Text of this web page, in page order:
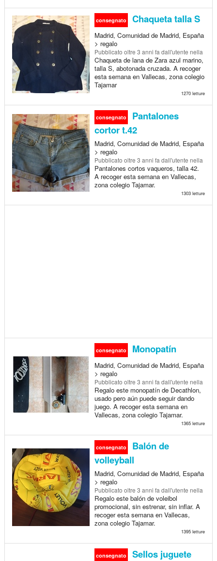
consegnato Chaqueta talla S
Madrid, Comunidad de Madrid, España
> regalo
Pubblicato oltre 3 anni fa dall'utente nella
Chaqueta de lana de Zara azul marino,
talla S, abotonada cruzada. A recoger
esta semana en Vallecas, zona colegio
Tajamar
1270 letture
consegnato
Pantalones
cortor t.42
Madrid, Comunidad de Madrid, España
> regalo
Pubblicato oltre 3 anni fa dall'utente nella
Pantalones cortos vaqueros, talla 42.
A recoger esta semana en Vallecas,
zona colegio Tajamar.
1303 letture
consegnato Monopatín
Madrid, Comunidad de Madrid, España
> regalo
Pubblicato oltre 3 anni fa dall'utente nella
Regalo este monopatín de Decathlon,
usado pero aún puede seguir dando
juego. A recoger esta semana en
Vallecas, zona colegio Tajamar.
1365 letture
consegnato
Balón de
volleyball
Madrid, Comunidad de Madrid, España
> regalo
Pubblicato oltre 3 anni fa dall'utente nella
Regalo este balón de voleibol
promocional, sin estrenar, sin inflar. A
recoger esta semana en Vallecas,
zona colegio Tajamar.
1395 letture
consegnato Sellos juguete